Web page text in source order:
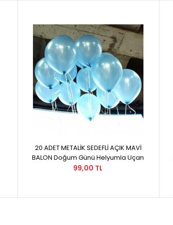
20 ADET METALİK SEDEFLİ AÇIK MAVİ
BALON Doğum Günü Helyumla Uçan
99,00 TL